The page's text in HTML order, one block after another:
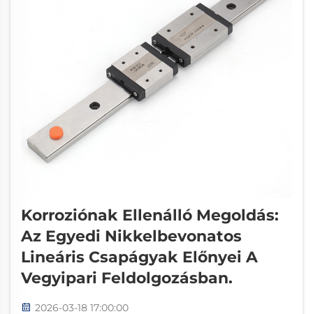
Korroziónak Ellenálló Megoldás:
Az Egyedi Nikkelbevonatos
Lineáris Csapágyak Előnyei A
Vegyipari Feldolgozásban.
2026-03-18 17:00:00